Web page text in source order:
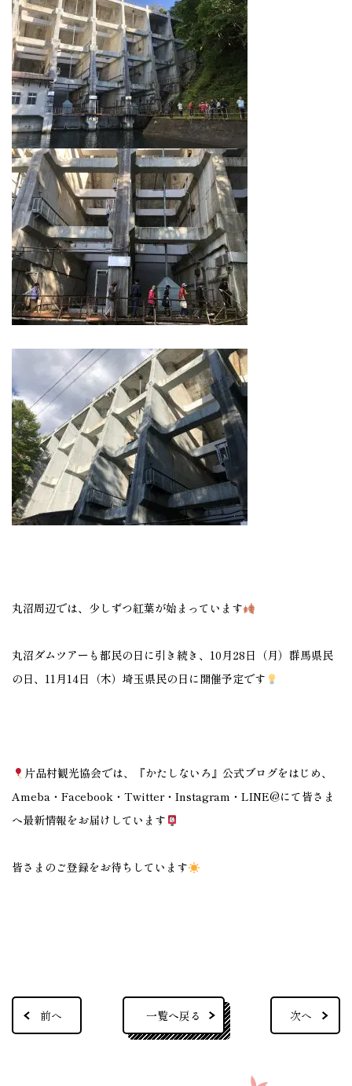
丸沼周辺では、少しずつ紅葉が始まっています
丸沼ダムツアーも都民の日に引き続き、10月28日（月）群馬県民
の日、11月14日（木）埼玉県民の日に開催予定です
片品村観光協会では、『かたしないろ』公式ブログをはじめ、
Ameba・Facebook・Twitter・Instagram・LINE@にて皆さま
へ最新情報をお届けしています
皆さまのご登録をお待ちしています
前へ 次へ
一覧へ戻る